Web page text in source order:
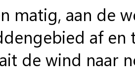
matig, aan de
af
de wind naar